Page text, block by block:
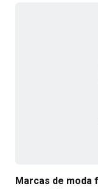
Marcas de moda